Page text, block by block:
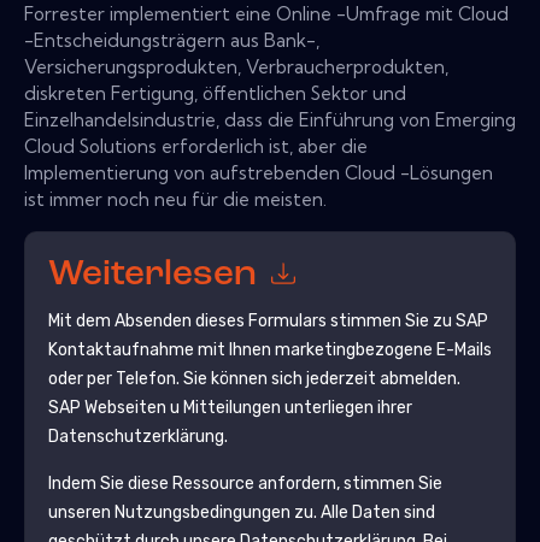
Forrester implementiert eine Online -Umfrage mit Cloud
-Entscheidungsträgern aus Bank-,
Versicherungsprodukten, Verbraucherprodukten,
diskreten Fertigung, öffentlichen Sektor und
Einzelhandelsindustrie, dass die Einführung von Emerging
Cloud Solutions erforderlich ist, aber die
Implementierung von aufstrebenden Cloud -Lösungen
ist immer noch neu für die meisten.
Weiterlesen
Mit dem Absenden dieses Formulars stimmen Sie zu SAP
Kontaktaufnahme mit Ihnen marketingbezogene E-Mails
oder per Telefon. Sie können sich jederzeit abmelden.
SAP Webseiten u Mitteilungen unterliegen ihrer
Datenschutzerklärung.
Indem Sie diese Ressource anfordern, stimmen Sie
unseren Nutzungsbedingungen zu. Alle Daten sind